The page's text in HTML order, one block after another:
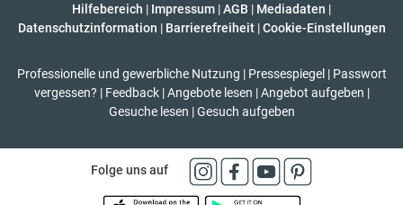
Hilfebereich | Impressum |AGB | Mediadaten |
Datenschutzinformation | Barrierefreiheit | Cookie-Einstellungen
Professionelle und gewerbliche Nutzung | Pressespiegel | Passwort
vergessen? | Feedback | Angebote lesen | Angebot aufgeben |
Gesuche lesen | Gesuch aufgeben
Folge uns auf